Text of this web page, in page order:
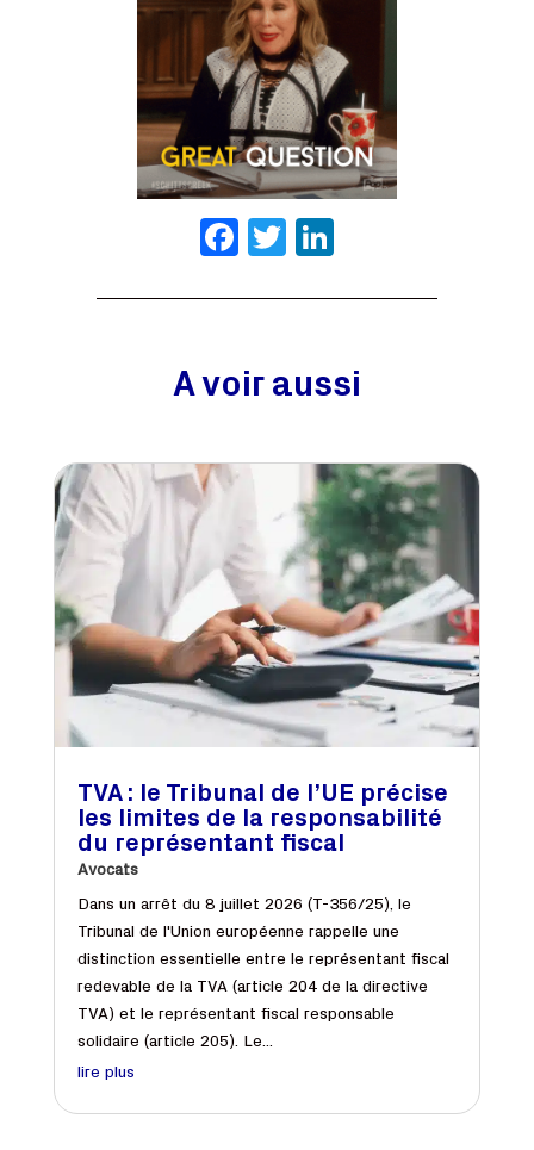
Facebook
Twitter
A voir aussi
TVA : le Tribunal de l’UE précise
les limites de la responsabilité
du représentant fiscal
Avocats
Dans un arrêt du 8 juillet 2026 (T-356/25), le
Tribunal de l'Union européenne rappelle une
distinction essentielle entre le représentant fiscal
redevable de la TVA (article 204 de la directive
TVA) et le représentant fiscal responsable
solidaire (article 205). Le...
lire plus